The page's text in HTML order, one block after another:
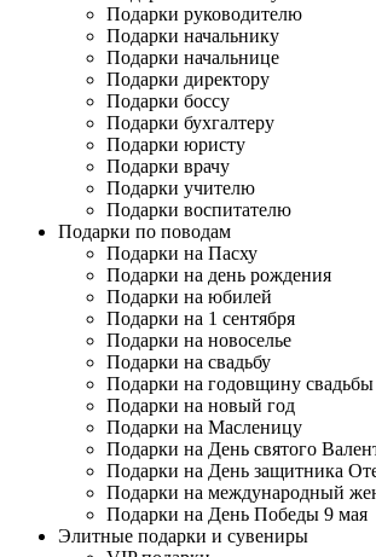
Подарки руководителю
Подарки начальнику
Подарки начальнице
Подарки директору
Подарки боссу
Подарки бухгалтеру
Подарки юристу
Подарки врачу
Подарки учителю
Подарки воспитателю
Подарки по поводам
Подарки на Пасху
Подарки на день рождения
Подарки на юбилей
Подарки на 1 сентября
Подарки на новоселье
Подарки на свадьбу
Подарки на годовщину свадьбы
Подарки на новый год
Подарки на Масленицу
Подарки на День святого
Подарки на День защитника
Подарки на международный
Подарки на День Победы 9 мая
Элитные подарки и сувениры